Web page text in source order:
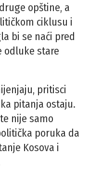
opštine, a
ciklusu i
bi se naći pred
odluke stare
pritisci
pitanja ostaju.
nije samo
poruka da
Kosova i